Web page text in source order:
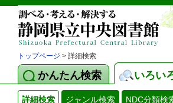
トップページ > 詳細検索
かんたん検索 いろい
詳細検索 ジャンル検索 NDC分類検